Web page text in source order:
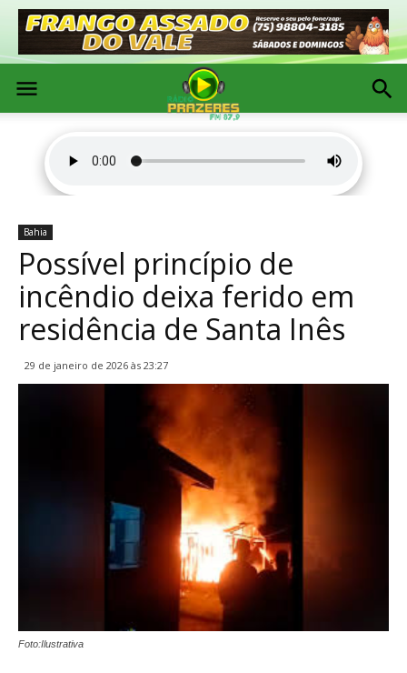
Bahia
Possível princípio de
incêndio deixa ferido em
residência de Santa Inês
29 de janeiro de 2026 às 23:27
Foto:Ilustrativa